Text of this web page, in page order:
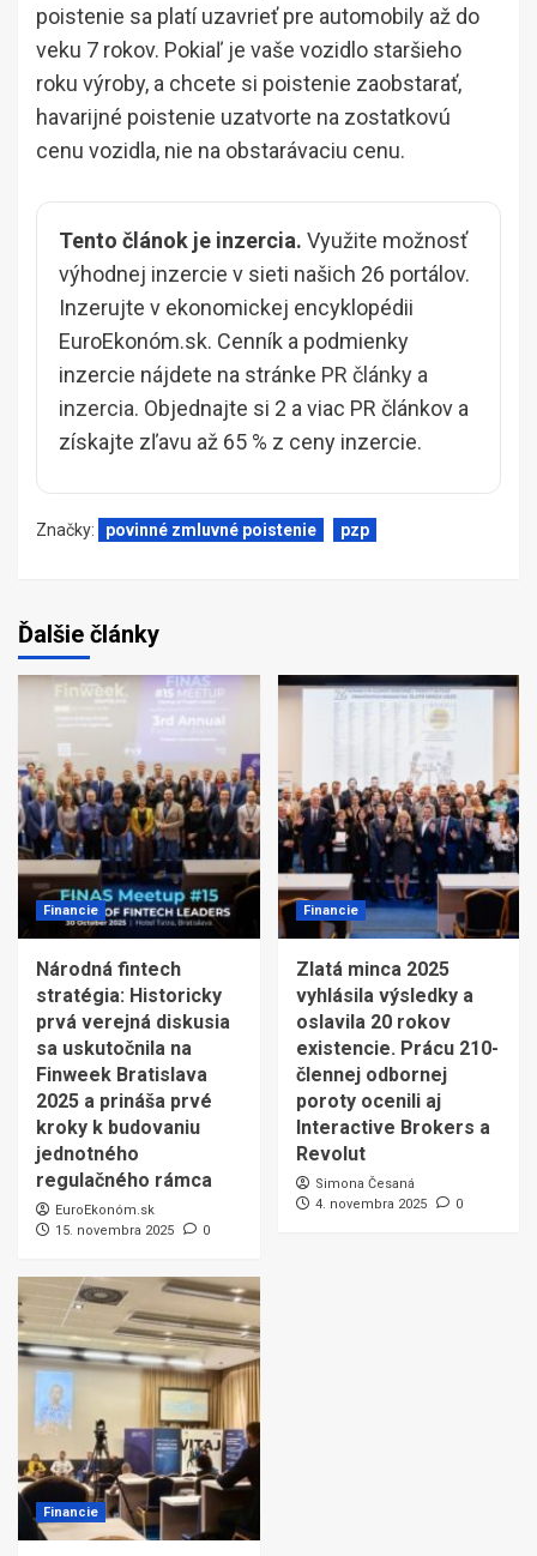
poistenie sa platí uzavrieť pre automobily až do
veku 7 rokov. Pokiaľ je vaše vozidlo staršieho
roku výroby, a chcete si poistenie zaobstarať,
havarijné poistenie uzatvorte na zostatkovú
cenu vozidla, nie na obstarávaciu cenu.
Tento článok je inzercia. Využite možnosť
výhodnej inzercie v sieti našich 26 portálov.
Inzerujte v ekonomickej encyklopédii
EuroEkonóm.sk. Cenník a podmienky
inzercie nájdete na stránke PR články a
inzercia. Objednajte si 2 a viac PR článkov a
získajte zľavu až 65 % z ceny inzercie.
Značky: povinné zmluvné poistenie pzp
Ďalšie články
Financie
Národná fintech
stratégia: Historicky
prvá verejná diskusia
sa uskutočnila na
Finweek Bratislava
2025 a prináša prvé
kroky k budovaniu
jednotného
regulačného rámca
EuroEkonóm.sk
15. novembra 2025
0
Financie
Zlatá minca 2025
vyhlásila výsledky a
oslavila 20 rokov
existencie. Prácu 210-
člennej odbornej
poroty ocenili aj
Interactive Brokers a
Revolut
Simona Česaná
4. novembra 2025
0
Financie